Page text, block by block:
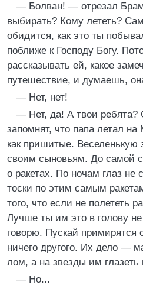
— Болван! — отрезал
выбирать? Кому лететь?
обидится, как это ты
поближе к Господу Богу.
рассказывать ей, какое
путешествие, и думаешь,
— Нет, нет!
— Нет, да! А твои ребята?
запомнят, что папа летал
как пришитые. Веселенькую
своим сыновьям. До самой
о ракетах. По ночам глаз не
тоски по этим самым
того, что если не полететь
Лучше ты им это в голову
говорю. Пускай
ничего другого. Их дело —
лом, а на звезды им глазеть
— Но...